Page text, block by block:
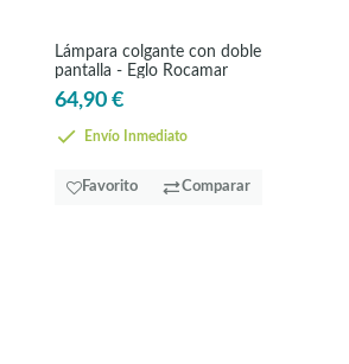
Lámpara colgante con doble
pantalla - Eglo Rocamar
64,90 €
Envío Inmediato
Favorito Comparar